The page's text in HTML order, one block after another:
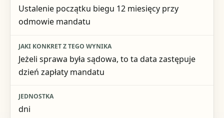
Ustalenie początku biegu 12 miesięcy przy
odmowie mandatu
Jeżeli sprawa była sądowa, to ta data zastępuje
dzień zapłaty mandatu
dni